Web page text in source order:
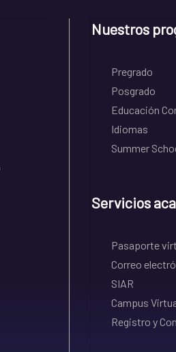
Nuestros
Pregrado
Posgrado
Educación
Idiomas
Summer
Servicios
Pasaporte
Correo
SIAR
Campus
Registro y